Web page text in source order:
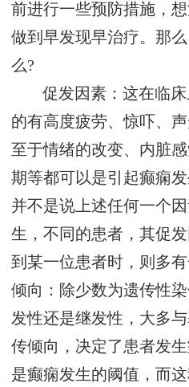
前进行一些预防措施，
做到早发现早治疗。那
么?
促发因素：这在临
的有高度疲劳、惊吓、
至于情绪的改变、内脏
期等都可以是引起癫痫
并不是说上述任何一个
生，不同的患者，其促
到某一位患者时，则多
倾向：除少数为遗传性
发性还是继发性，大多
传倾向，决定了患者发
是癫痫发生的阈值，而